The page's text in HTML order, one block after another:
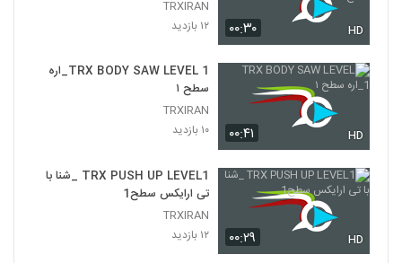
27
TRX BICEPS CURL SINGLE HAND
LEVEL 3_جلو بازو تک دست سطح ۳
TRX TRICEPS PRESS LEVEL 1
29
۱۰ بازدید
30
TRX TRICEPS PRESS LEVEL2
۸ بازدید
۰۰:۳۰ HD
TRXIRAN
۱۲ بازدید
۰۰:۴۱ HD
TRX BODY SAW LEVEL 1_اره
سطح ۱
TRXIRAN
۱۰ بازدید
۰۰:۲۹ HD
TRX PUSH UP LEVEL1 _شنا با
تی ارایکس سطح1
TRXIRAN
۱۲ بازدید